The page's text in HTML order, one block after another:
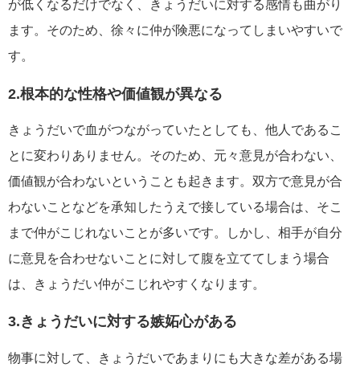
が低くなるだけでなく、きょうだいに対する感情も曲がり
ます。そのため、徐々に仲が険悪になってしまいやすいで
す。
2.根本的な性格や価値観が異なる
きょうだいで血がつながっていたとしても、他人であるこ
とに変わりありません。そのため、元々意見が合わない、
価値観が合わないということも起きます。双方で意見が合
わないことなどを承知したうえで接している場合は、そこ
まで仲がこじれないことが多いです。しかし、相手が自分
に意見を合わせないことに対して腹を立ててしまう場合
は、きょうだい仲がこじれやすくなります。
3.きょうだいに対する嫉妬心がある
物事に対して、きょうだいであまりにも大きな差がある場